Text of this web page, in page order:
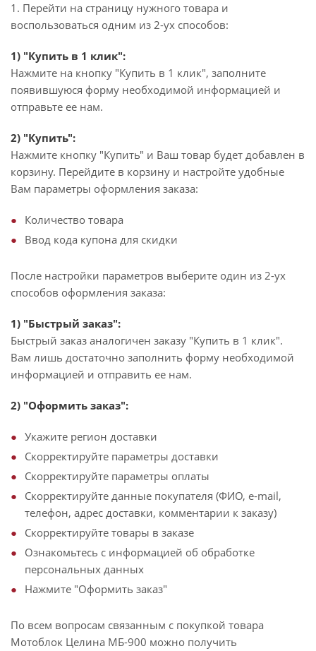
1. Перейти на страницу нужного товара и
воспользоваться одним из 2-ух способов:
1) "Купить в 1 клик":
Нажмите на кнопку "Купить в 1 клик", заполните
появившуюся форму необходимой информацией и
отправьте ее нам.
2) "Купить":
Нажмите кнопку "Купить" и Ваш товар будет добавлен в
корзину. Перейдите в корзину и настройте удобные
Вам параметры оформления заказа:
Количество товара
Ввод кода купона для скидки
После настройки параметров выберите один из 2-ух
способов оформления заказа:
1) "Быстрый заказ":
Быстрый заказ аналогичен заказу "Купить в 1 клик".
Вам лишь достаточно заполнить форму необходимой
информацией и отправить ее нам.
2) "Оформить заказ":
Укажите регион доставки
Скорректируйте параметры доставки
Скорректируйте параметры оплаты
Скорректируйте данные покупателя (ФИО, e-mail,
телефон, адрес доставки, комментарии к заказу)
Скорректируйте товары в заказе
Ознакомьтесь с информацией об обработке
персональных данных
Нажмите "Оформить заказ"
По всем вопросам связанным с покупкой товара
Мотоблок Целина МБ-900 можно получить